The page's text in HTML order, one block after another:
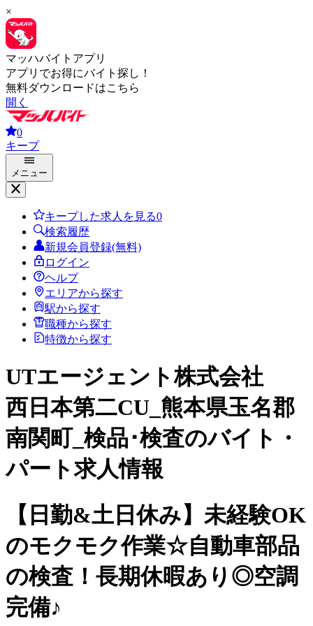
×
マッハバイトアプリ
アプリでお得にバイト探し！
無料ダウンロードはこちら
開く
0
キープ
メニュー
キープした求人を見る0
検索履歴
新規会員登録(無料)
ログイン
ヘルプ
エリアから探す
駅から探す
職種から探す
特徴から探す
UTエージェント株式会社
西日本第二CU_熊本県玉名郡
南関町_検品･検査のバイト・
パート求人情報
【日勤&土日休み】未経験OK
のモクモク作業☆自動車部品
の検査！長期休暇あり◎空調
完備♪